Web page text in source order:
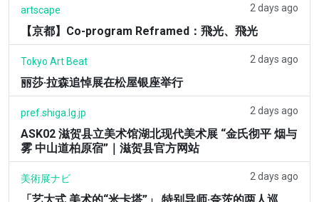
artscape 2 days ago
【京都】Co-program Reframed：飛光、飛光
Tokyo Art Beat 2 days ago
丽莎·拉森追悼展在松屋银座举行
pref.shiga.lg.jp 2 days ago
ASK02 滋贺县立美术馆湖北现代美术展 “金氏彻平 烟与
雾 中山道柏原宿”｜滋贺县官方网站
美術展ナビ 2 days ago
「艺大式 美术的“米卡塔”」 特别导师·奈茨的两人巡